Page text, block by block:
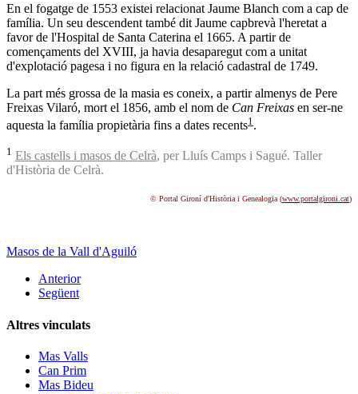
En el fogatge de 1553 existei relacionat Jaume Blanch com a cap de
família. Un seu descendent també dit Jaume capbrevà l'heretat a
favor de l'Hospital de Santa Caterina el 1665. A partir de
començaments del XVIII, ja havia desaparegut com a unitat
d'explotació pagesa i no figura en la relació cadastral de 1749.
La part més grossa de la masia es coneix, a partir almenys de Pere
Freixas Vilaró, mort el 1856, amb el nom de Can Freixas en ser-ne
aquesta la família propietària fins a dates recents1 .
1 Els castells i masos de Celrà, per Lluís Camps i Sagué. Taller
d'Història de Celrà.
© Portal Gironí d'Història i Genealogia (www.portalgironi.cat)
Masos de la Vall d'Aguiló
Anterior
Següent
Altres vinculats
Mas Valls
Can Prim
Mas Bideu